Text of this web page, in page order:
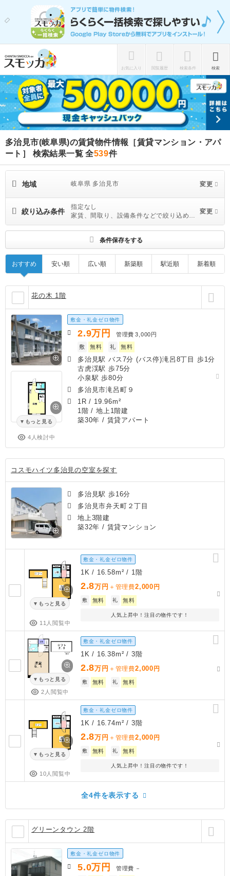
お気に入り 閲覧履歴 検索条件 検索
多治見市(岐阜県)の賃貸物件情報［賃貸マンション・アパ
ート］ 検索結果一覧全539件
地域 岐阜県 多治見市 変更
絞り込み条件
指定なし
家賃、間取り、設備条件などで絞り込めま
す
変更
条件保存をする
おすすめ 安い順 広い順 新築順 駅近順 新着順
花の木 1階
もっと見る
4人検討中
敷金・礼金ゼロ物件
2.9万円 管理費 3,000円
敷
無料 礼 無料
多治見駅 バス7分 (バス停)滝呂8丁目 歩1分
古虎渓駅 歩75分
小泉駅 歩80分
多治見市滝呂町９
1R / 19.96m²
1階 / 地上1階建
築30年 / 賃貸アパート
コスモハイツ多治見の空室を探す
多治見駅 歩16分
多治見市弁天町２丁目
地上3階建
築32年 / 賃貸マンション
もっと見る
11人閲覧中
敷金・礼金ゼロ物件
1K / 16.58m² / 1階
2.8万円 ＋管理費2,000 円
敷 無料 礼 無料
人気上昇中！注目の物件です！
もっと見る
2人閲覧中
敷金・礼金ゼロ物件
1K / 16.38m² / 3階
2.8万円 ＋管理費2,000 円
敷 無料 礼 無料
もっと見る
10人閲覧中
敷金・礼金ゼロ物件
1K / 16.74m² / 3階
2.8万円 ＋管理費2,000 円
敷 無料 礼 無料
人気上昇中！注目の物件です！
全4件を表示する
グリーンタウン 2階
敷金・礼金ゼロ物件
5.0万円 管理費 －